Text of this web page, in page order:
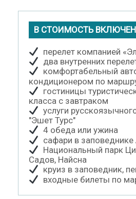
В СТОИМОСТЬ
перелет компанией
два внутренних
комфортабельный
кондиционером по
гостиницы
класса с завтраком
услуги
"Эшет Турс"
4 обеда или ужина
сафари в
Национальный парк
Садов, Найсна
круиз в заповедник,
входные билеты по